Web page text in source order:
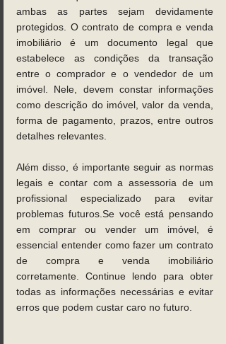
ambas as partes sejam devidamente
protegidos. O contrato de compra e venda
imobiliário é um documento legal que
estabelece as condições da transação
entre o comprador e o vendedor de um
imóvel. Nele, devem constar informações
como descrição do imóvel, valor da venda,
forma de pagamento, prazos, entre outros
detalhes relevantes.
Além disso, é importante seguir as normas
legais e contar com a assessoria de um
profissional especializado para evitar
problemas futuros.Se você está pensando
em comprar ou vender um imóvel, é
essencial entender como fazer um contrato
de compra e venda imobiliário
corretamente. Continue lendo para obter
todas as informações necessárias e evitar
erros que podem custar caro no futuro.